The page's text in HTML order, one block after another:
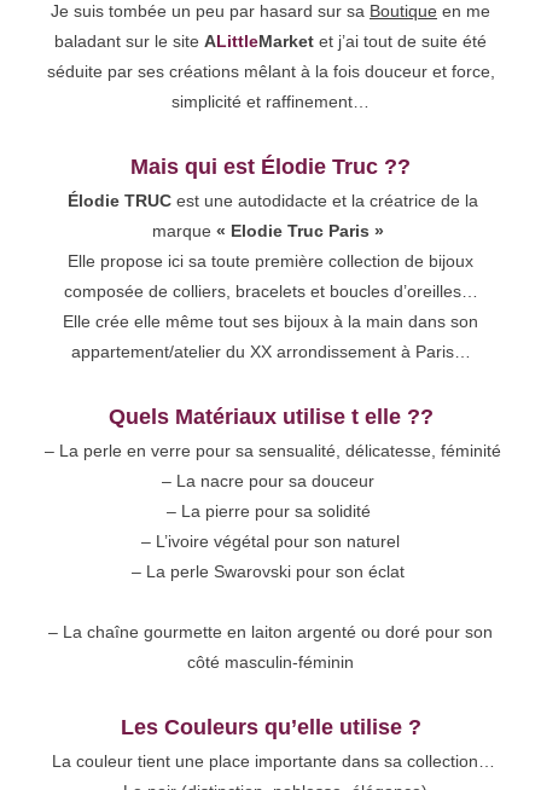
Je suis tombée un peu par hasard sur sa Boutique en me
baladant sur le site ALittleMarket et j’ai tout de suite été
séduite par ses créations mêlant à la fois douceur et force,
simplicité et raffinement
Mais qui est Élodie Truc ??
Élodie TRUC est une autodidacte et la créatrice de la
marque « Elodie Truc Paris »
Elle propose ici sa toute première collection de bijoux
composée de colliers, bracelets et boucles d’oreilles…
Elle crée elle même tout ses bijoux à la main dans son
appartement/atelier du XX arrondissement à Paris…
Quels Matériaux utilise t elle ??
– La perle en verre pour sa sensualité, délicatesse, féminité
– La nacre pour sa douceur
– La pierre pour sa solidité
– L’ivoire végétal pour son naturel
– La perle Swarovski pour son éclat
– La chaîne gourmette en laiton argenté ou doré pour son
côté masculin-féminin
Les Couleurs qu’elle utilise ?
La couleur tient une place importante dans sa collection…